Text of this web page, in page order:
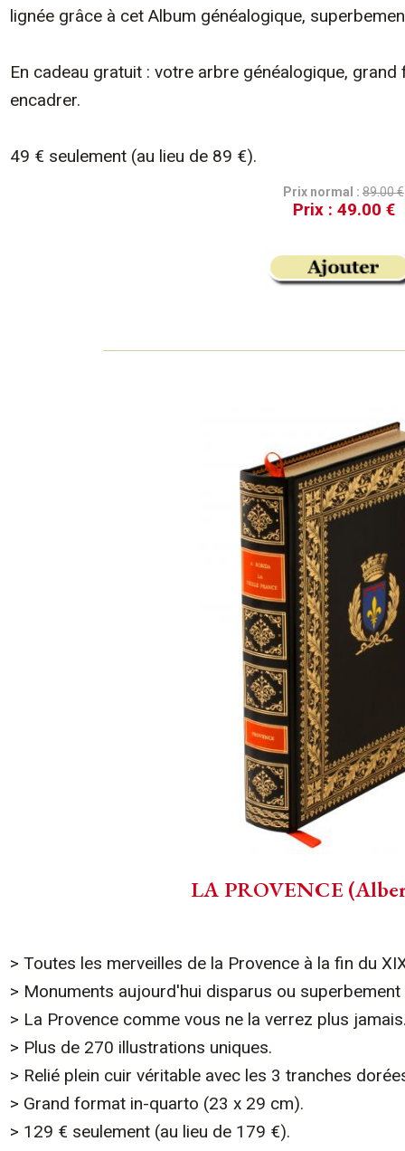
lignée grâce à cet Album généalogique,
En cadeau gratuit : votre arbre généalogique,
encadrer.
49 € seulement (au lieu de 89 €).
Prix normal : 89.00 €
Prix : 49.00 €
LA PROVENCE
> Toutes les merveilles de la Provence à la fin du
> Monuments aujourd'hui disparus ou
> La Provence comme vous ne la verrez plus
> Plus de 270 illustrations uniques.
> Relié plein cuir véritable avec les 3 tranches
> Grand format in-quarto (23 x 29 cm).
> 129 € seulement (au lieu de 179 €).